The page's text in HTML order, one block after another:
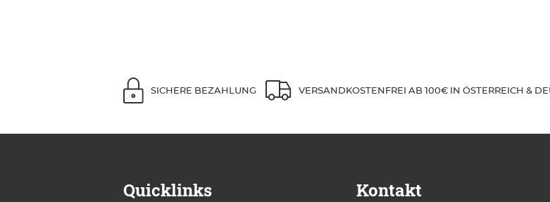
SICHERE BEZAHLUNG VERSANDKOSTENFREI AB 100€ IN ÖSTERREICH &
Quicklinks Kontakt